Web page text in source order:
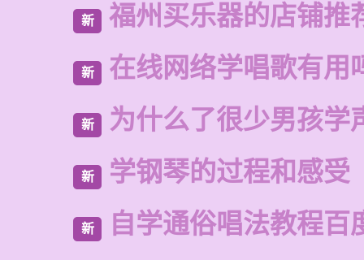
新 福州买乐器的店铺推
新 在线网络学唱歌有用
新 为什么了很少男孩学
新 学钢琴的过程和感受
新 自学通俗唱法教程百